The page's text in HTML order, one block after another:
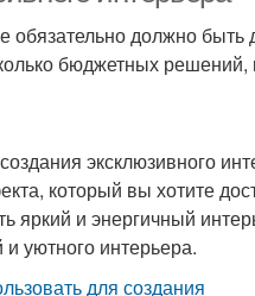
обязательно должно быть
бюджетных решений,
эксклюзивного
который вы хотите
яркий и энергичный
уютного интерьера.